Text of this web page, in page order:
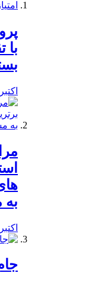
با
اکتبر 17, 2019
اکتبر 16, 2019